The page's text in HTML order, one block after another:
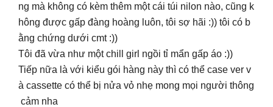
ng mà không có kèm thêm một cái túi nilon nào, cũng k
hông được gấp đàng hoàng luôn, tôi sợ hãi :)) tôi có b
ằng chứng dưới cmt :))
Tôi đã vừa như một chill girl ngồi tỉ mẩn gấp áo :))
Tiếp nữa là với kiểu gói hàng này thì có thể case ver v
à cassette có thể bị nửa vỏ nhẹ mong mọi người thông
cảm nha